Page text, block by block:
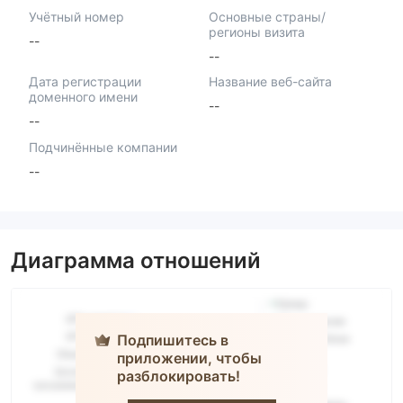
Учётный номер
--
Основные страны/
регионы визита
--
Дата регистрации
доменного имени
--
Название веб-сайта
--
Подчинённые компании
--
Диаграмма отношений
Подпишитесь в
приложении, чтобы
разблокировать!
JUSTER